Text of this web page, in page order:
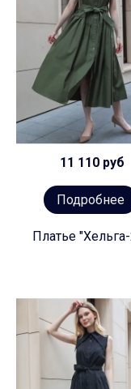
11 110 руб
Подробнее
Платье